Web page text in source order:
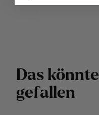
Das könnte
gefallen